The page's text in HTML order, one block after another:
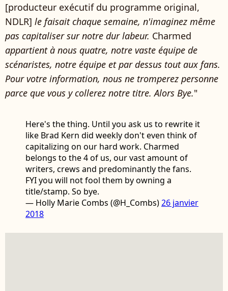
[producteur exécutif du programme original,
NDLR] le faisait chaque semaine, n'imaginez même
pas capitaliser sur notre dur labeur. Charmed
appartient à nous quatre, notre vaste équipe de
scénaristes, notre équipe et par dessus tout aux fans.
Pour votre information, nous ne tromperez personne
parce que vous y collerez notre titre. Alors Bye."
Here's the thing. Until you ask us to rewrite it
like Brad Kern did weekly don't even think of
capitalizing on our hard work. Charmed
belongs to the 4 of us, our vast amount of
writers, crews and predominantly the fans.
FYI you will not fool them by owning a
title/stamp. So bye.
— Holly Marie Combs (@H_Combs)26 janvier
2018